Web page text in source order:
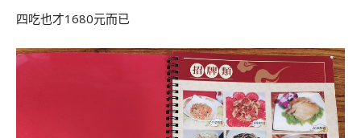
四吃也才1680元而已